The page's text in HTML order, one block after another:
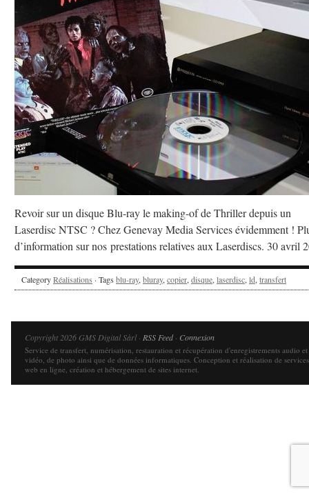
Revoir sur un disque Blu-ray le making-of de Thriller depuis un
Laserdisc NTSC ? Chez Genevay Media Services évidemment !
d’information sur nos prestations relatives aux Laserdiscs. 30 avril
CategoryRéalisations · Tags blu-ray, bluray, copier, disque, laserdisc, ld, transfert
Copyright 2026 GMS Digital Sàrl · RSS Feed· Connexion
Service de transfert, numérisation, restauration et récupération d'enregistrements audio et
vidéo, de photo ainsi que de données informatiques. Conception et réalisation de services
web en ligne, création et hébergement de sites internet.